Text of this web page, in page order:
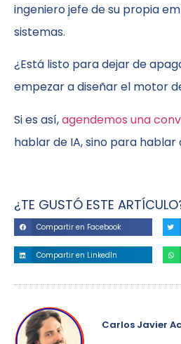
ingeniero jefe de su propia
sistemas.
¿Está listo para dejar de
empezar a diseñar el motor
Si es así,agendemos una
hablar de IA, sino para hablar
¿TE GUSTÓ ESTE
Compartir en Facebook
Compartir en LinkedIn
Carlos Javier